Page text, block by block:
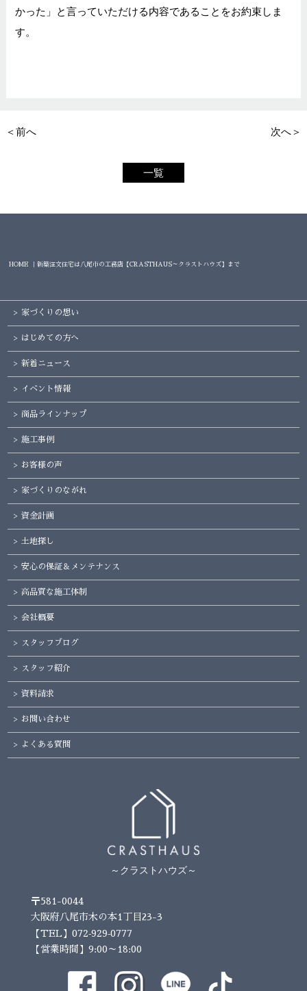
かった」と言っていただける内容であることをお約束しま
す。
＜前へ 次へ＞
一覧
HOME ｜新築注文住宅は八尾市の工務店【CRASTHAUS～クラストハウズ】まで
家づくりの想い
はじめての方へ
新着ニュース
イベント情報
商品ラインナップ
施工事例
お客様の声
家づくりのながれ
資金計画
土地探し
安心の保証＆メンテナンス
高品質な施工体制
会社概要
スタッフブログ
スタッフ紹介
資料請求
お問い合わせ
よくある質問
～クラストハウズ～
〒581-0044
大阪府八尾市木の本1丁目23-3
【TEL】072-929-0777
【営業時間】9:00～18:00